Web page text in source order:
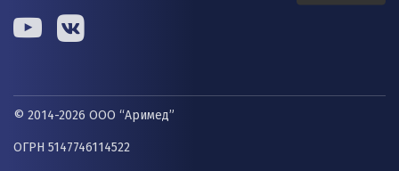
© 2014-2026 ООО “Аримед”
ОГРН 5147746114522